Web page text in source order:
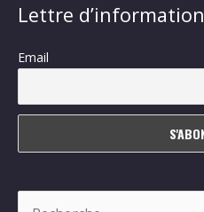
Lettre d’information
Email